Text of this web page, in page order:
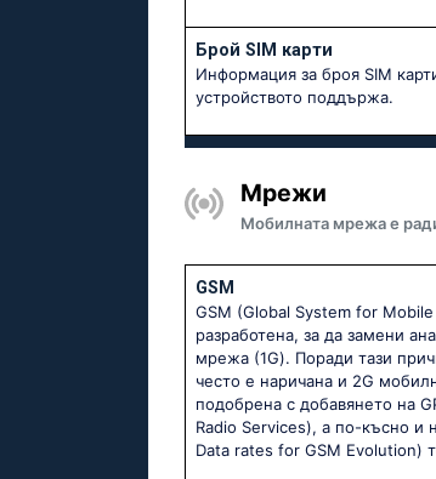
Брой SIM карти
Информация за броя SIM
устройството поддържа.
Мрежи
Мобилната мрежа е
GSM
GSM (Global System for
разработена, за да замени
мрежа (1G). Поради тази
често е наричана и 2G
подобрена с добавянето на
Radio Services), а по-късно и
Data rates for GSM Evolution)